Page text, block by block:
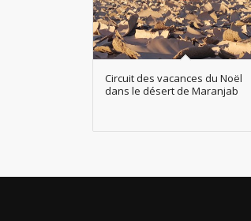
Circuit des vacances du Noël
dans le désert de Maranjab